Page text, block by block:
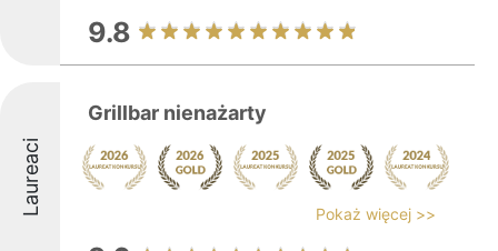
9.8
Laureaci
Grillbar nienażarty
Pokaż więcej >>